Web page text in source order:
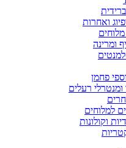
ואחרות
ומרינה
פחמן
ומנטרלי רעלים
למלוחים
וקולונות